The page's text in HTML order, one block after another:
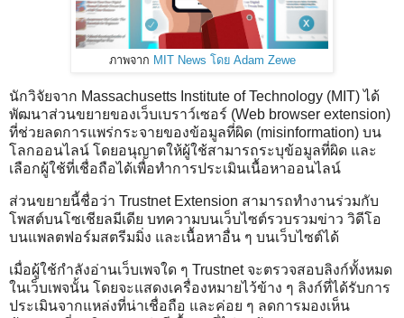
ภาพจาก MIT News โดย Adam Zewe
นักวิจัยจาก Massachusetts Institute of Technology (MIT) ได้
พัฒนาส่วนขยายของเว็บเบราว์เซอร์ (Web browser extension)
ที่ช่วยลดการแพร่กระจายของข้อมูลที่ผิด (misinformation) บน
โลกออนไลน์ โดยอนุญาตให้ผู้ใช้สามารถระบุข้อมูลที่ผิด และ
เลือกผู้ใช้ที่เชื่อถือได้เพื่อทำการประเมินเนื้อหาออนไลน์
ส่วนขยายนี้ชื่อว่า Trustnet Extension สามารถทำงานร่วมกับ
โพสต์บนโซเชียลมีเดีย บทความบนเว็บไซต์รวบรวมข่าว วิดีโอ
บนแพลตฟอร์มสตรีมมิ่ง และเนื้อหาอื่น ๆ บนเว็บไซต์ได้
เมื่อผู้ใช้กำลังอ่านเว็บเพจใด ๆ Trustnet จะตรวจสอบลิงก์ทั้งหมด
ในเว็บเพจนั้น โดยจะแสดงเครื่องหมายไว้ข้าง ๆ ลิงก์ที่ได้รับการ
ประเมินจากแหล่งที่น่าเชื่อถือ และค่อย ๆ ลดการมองเห็น